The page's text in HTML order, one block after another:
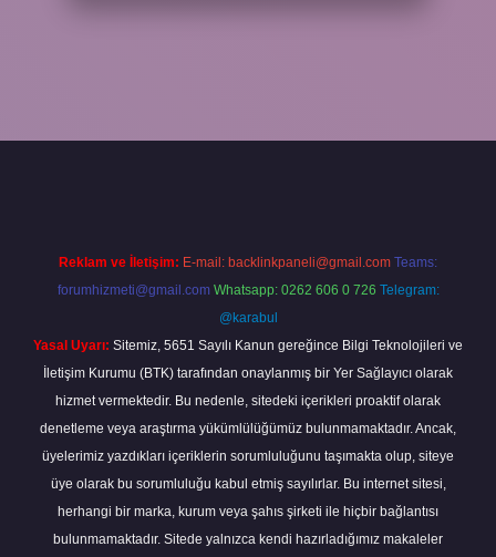
Reklam ve İletişim: E-mail: backlinkpaneli@gmail.com Teams:
forumhizmeti@gmail.com Whatsapp: 0262 606 0 726 Telegram:
@karabul
Yasal Uyarı: Sitemiz, 5651 Sayılı Kanun gereğince Bilgi Teknolojileri ve
İletişim Kurumu (BTK) tarafından onaylanmış bir Yer Sağlayıcı olarak
hizmet vermektedir. Bu nedenle, sitedeki içerikleri proaktif olarak
denetleme veya araştırma yükümlülüğümüz bulunmamaktadır. Ancak,
üyelerimiz yazdıkları içeriklerin sorumluluğunu taşımakta olup, siteye
üye olarak bu sorumluluğu kabul etmiş sayılırlar. Bu internet sitesi,
herhangi bir marka, kurum veya şahıs şirketi ile hiçbir bağlantısı
bulunmamaktadır. Sitede yalnızca kendi hazırladığımız makaleler